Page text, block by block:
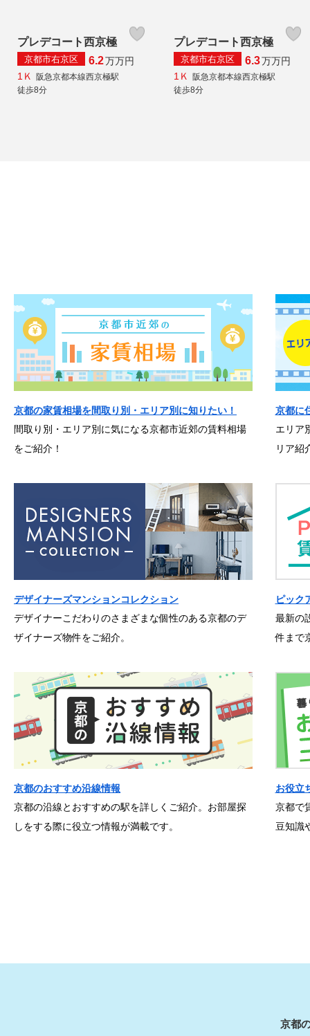
プレデコート西京極
京都市右京区 6.2万万円
1Ｋ
阪急京都本線西京極駅
徒歩8分
プレデコート西京極
京都市右京区 6.3万万円
1Ｋ
阪急京都本線西京極駅
徒歩8分
京都の家賃相場を間取り別・エリア別に知りたい！
間取り別・エリア別に気になる京都市近郊の賃料相場
をご紹介！
京都に
エリア
リア紹
デザイナーズマンションコレクション
デザイナーこだわりのさまざまな個性のある京都のデ
ザイナーズ物件をご紹介。
ピック
最新の
件まで
京都のおすすめ沿線情報
京都の沿線とおすすめの駅を詳しくご紹介。お部屋探
しをする際に役立つ情報が満載です。
お役立
京都で
豆知識
京都